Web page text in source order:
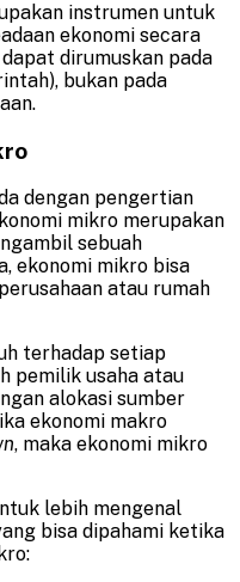
instrumen untuk
ekonomi secara
dirumuskan pada
bukan pada
dengan pengertian
mikro merupakan
sebuah
ekonomi mikro bisa
atau rumah
terhadap setiap
pemilik usaha atau
alokasi sumber
ekonomi makro
, maka ekonomi mikro
lebih mengenal
bisa dipahami ketika